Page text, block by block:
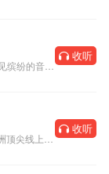
纷的音乐
收听
顶尖线上流
收听